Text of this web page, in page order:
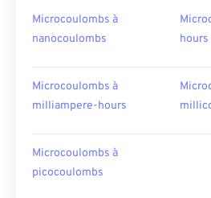
Microcoulombs à
nanocoulombs
hours
Microcoulombs à
milliampere-hours
Microcoulombs à
picocoulombs